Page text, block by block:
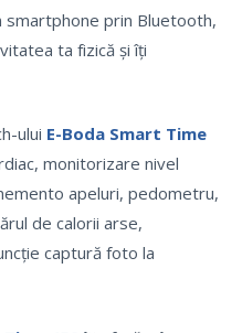
smartphone prin Bluetooth,
ta fizică și îți
ului E-Boda Smart Time
monitorizare nivel
apeluri, pedometru,
de calorii arse,
captură foto la